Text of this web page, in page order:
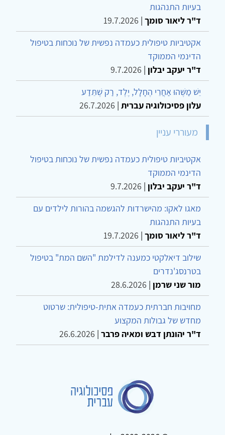
בעיות התנהגות
ד"ר ליאור סומך |
19.7.2026
אקטיביות טיפולית כעמדה נפשית של נוכחות בטיפול
הדינמי הממוקד
ד"ר יעקב יבלון |
9.7.2026
יֵשׁ מַשֶּׁהוּ אַחֲרֵי הֶחָלָל, יֶלֶד, רַק שֶׁתֵּדַע
עלון פסיכולוגיה עברית |
26.7.2026
מעוררי עניין
אקטיביות טיפולית כעמדה נפשית של נוכחות בטיפול
הדינמי הממוקד
ד"ר יעקב יבלון |
9.7.2026
מאגו לאקו: מהישרדות להגשמה בהורות לילדים עם
בעיות התנהגות
ד"ר ליאור סומך |
19.7.2026
שילוב דיאלקטי כמענה לדילמת "השם המת" בטיפול
בטרנסג'נדרים
מור שני שרמן |
28.6.2026
מחויבות חברתית כעמדה אתית-טיפולית: שרטוט
מחדש של גבולות המקצוע
ד"ר יהונתן דבש ומאיה פרבר |
26.6.2026